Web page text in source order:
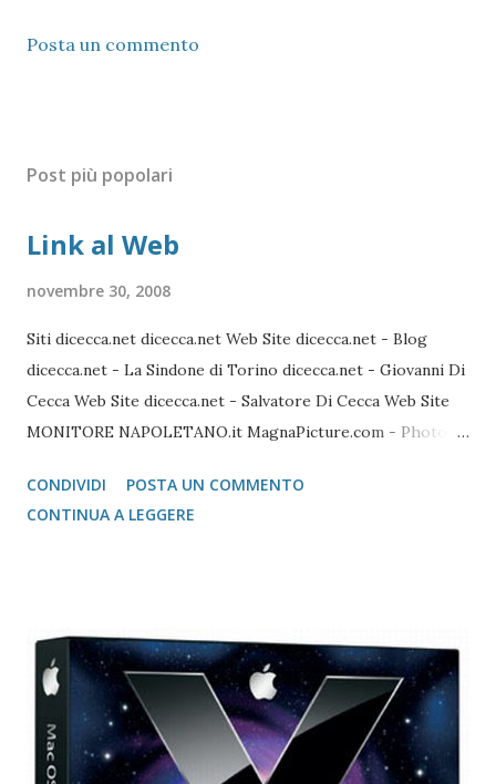
Posta un commento
Post più popolari
Link al Web
novembre 30, 2008
Siti dicecca.net dicecca.net Web Site dicecca.net - Blog
dicecca.net - La Sindone di Torino dicecca.net - Giovanni Di
Cecca Web Site dicecca.net - Salvatore Di Cecca Web Site
MONITORE NAPOLETANO.it MagnaPicture.com - Photo
Mozilla FireFox / Thunderbird / FileZilla Portable FireFox
Download localizzati FireFox Portable - Pagina download
copia gratuita per 1 anno Adobe Reader Get Adobe Acrobat
e Adobe Reader Cartella tutte le versioni Adobe Reader da
scaricare offline Microsoft 365 Accedere ad area riservata
Microsoft 365 Scarica Office (365 o versione unica) dal Sito
Microsoft Windows 365 VideoLAN VLC Video Player Pagina
CONDIVIDI
POSTA UN COMMENTO
CONTINUA A LEGGERE